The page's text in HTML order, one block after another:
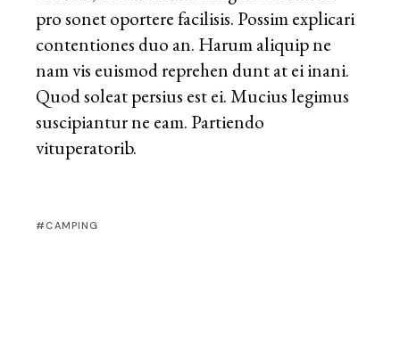
pro sonet oportere facilisis. Possim explicari
contentiones duo an. Harum aliquip ne
nam vis euismod reprehen dunt at ei inani.
Quod soleat persius est ei. Mucius legimus
suscipiantur ne eam. Partiendo
vituperatorib.
CAMPING